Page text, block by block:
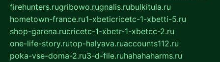
firehunters.rugribowo.rugnalis.rubulkitula.ru
hometown-france.ru1-xbeticricetc-1-xbetti-5.ru
shop-garena.rucricetc-1-xbetr-1-xbetcc-2.ru
one-life-story.rutop-halyava.ruaccounts112.ru
poka-vse-doma-2.ru3-d-file.ruhahahaharms.ru